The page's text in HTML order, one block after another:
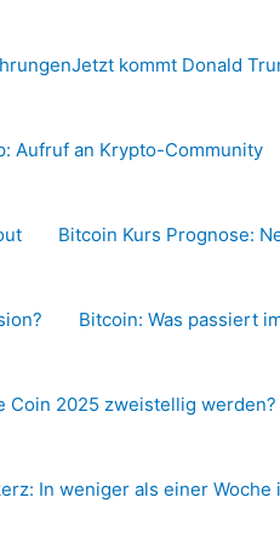
Jetzt kommt Donald
Aufruf an Krypto-Community
Bitcoin Kurs Prognose:
Bitcoin: Was passiert
Coin 2025 zweistellig werden?
In weniger als einer